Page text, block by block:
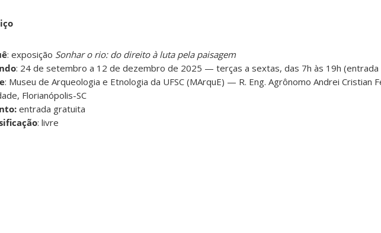
: exposição Sonhar o rio: do direito à luta pela paisagem
: 24 de setembro a 12 de dezembro de 2025 — terças a sextas, das 7h às 19h (entrada
: Museu de Arqueologia e Etnologia da UFSC (MArquE) — R. Eng. Agrônomo Andrei Cristian
Florianópolis-SC
entrada gratuita
: livre